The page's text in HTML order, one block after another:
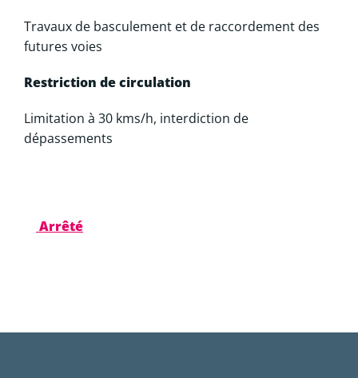
Travaux de basculement et de raccordement des
futures voies
Restriction de circulation
Limitation à 30 kms/h, interdiction de
dépassements
Arrêté